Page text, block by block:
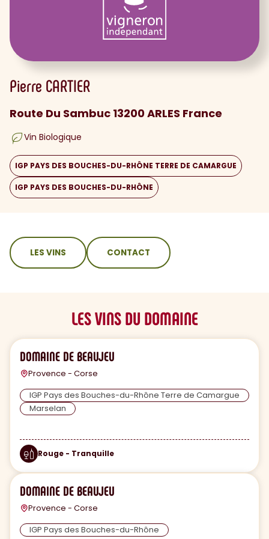
Pierre CARTIER
Route Du Sambuc 13200 ARLES France
Vin Biologique
IGP PAYS DES BOUCHES-DU-RHÔNE TERRE DE CAMARGUE
IGP PAYS DES BOUCHES-DU-RHÔNE
sommaire
LES VINS CONTACT
LES VINS DU DOMAINE
DOMAINE DE BEAUJEU
Provence - Corse
IGP Pays des Bouches-du-Rhône Terre de Camargue
Marselan
Rouge - Tranquille
DOMAINE DE BEAUJEU
Provence - Corse
IGP Pays des Bouches-du-Rhône